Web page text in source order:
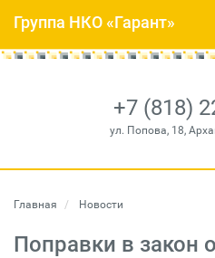
+7 (818)
ул. Попова, 18,
Группа НКО «Гарант»
Главная Новости
Поправки в закон